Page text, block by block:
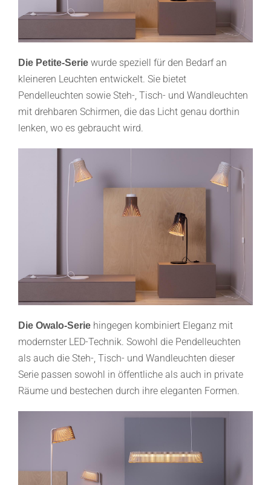
Die Petite-Seriewurde speziell für den Bedarf an
kleineren Leuchten entwickelt. Sie bietet
Pendelleuchten sowie Steh-, Tisch- und Wandleuchten
mit drehbaren Schirmen, die das Licht genau dorthin
lenken, wo es gebraucht wird.
Die Owalo-Seriehingegen kombiniert Eleganz mit
modernster LED-Technik. Sowohl die Pendelleuchten
als auch die Steh-, Tisch- und Wandleuchten dieser
Serie passen sowohl in öffentliche als auch in private
Räume und bestechen durch ihre eleganten Formen.